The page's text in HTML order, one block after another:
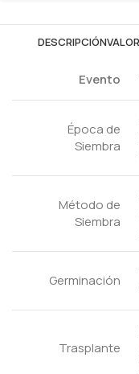
DESCRIPCIÓN
Evento
Época de
Siembra
Método de
Siembra
Germinación
Trasplante